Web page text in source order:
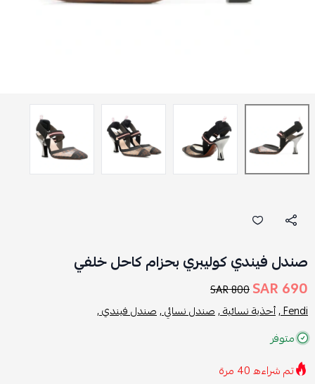
صندل فيندي كوليبري بحزام كاحل خلفي
690 SAR
800 SAR
Fendi , أحذية نسائية ,صندل نسائي ,صندل فيندي ,
متوفر
تم شراءه40 مرة